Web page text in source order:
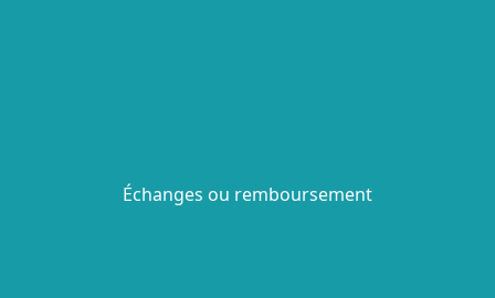
Échanges ou remboursement